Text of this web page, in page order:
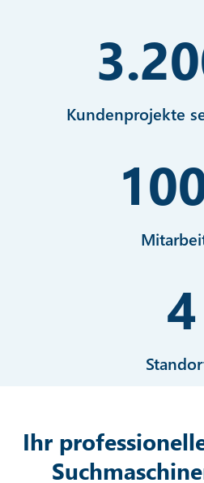
Kundenprojekte
4
Ihr